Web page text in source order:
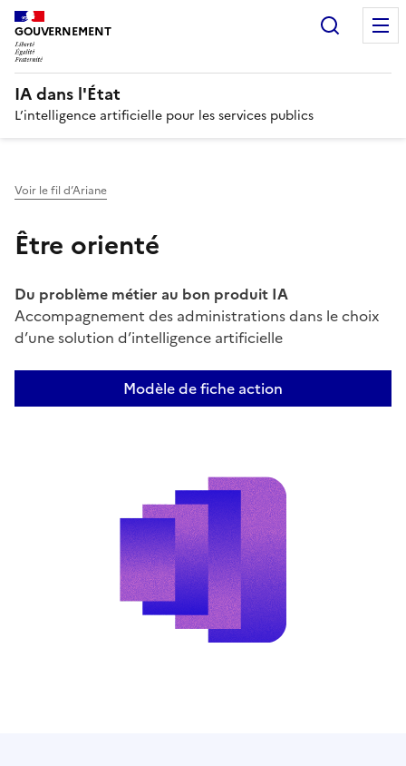
GOUVERNEMENT
IA dans l'État
L’intelligence artificielle pour les services publics
Voir le fil d’Ariane
Être orienté
Du problème métier au bon produit IA
Accompagnement des administrations dans le choix
d’une solution d’intelligence artificielle
Modèle de fiche action